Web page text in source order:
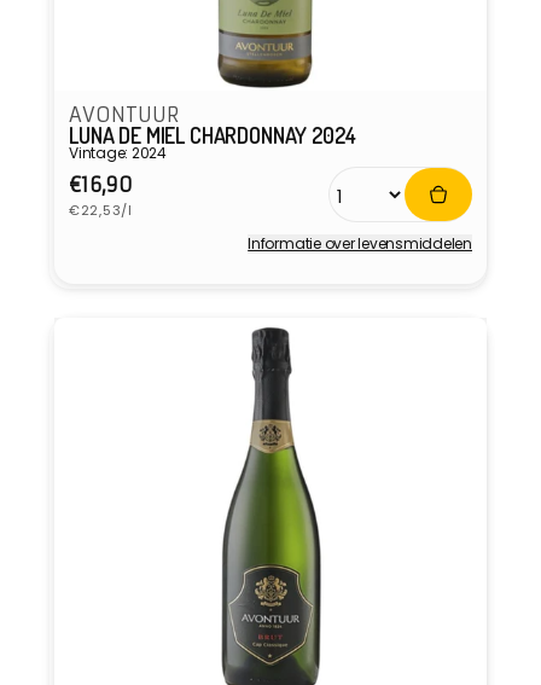
AVONTUUR
LUNA DE MIEL CHARDONNAY 2024
Vintage: 2024
Normale
prijs
€16,90
Eenheidsprijs
€22,53/l
Informatie over levensmiddelen